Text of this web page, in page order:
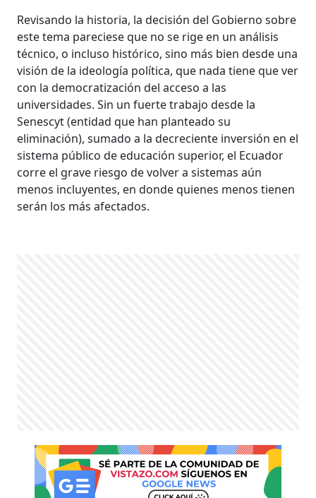
Revisando la historia, la decisión del Gobierno sobre
este tema pareciese que no se rige en un análisis
técnico, o incluso histórico, sino más bien desde una
visión de la ideología política, que nada tiene que ver
con la democratización del acceso a las
universidades. Sin un fuerte trabajo desde la
Senescyt (entidad que han planteado su
eliminación), sumado a la decreciente inversión en el
sistema público de educación superior, el Ecuador
corre el grave riesgo de volver a sistemas aún
menos incluyentes, en donde quienes menos tienen
serán los más afectados.